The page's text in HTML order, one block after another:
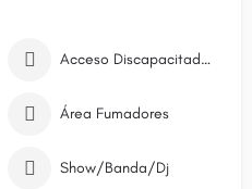
Acceso Discapacitados
Área Fumadores
Show/Banda/Dj